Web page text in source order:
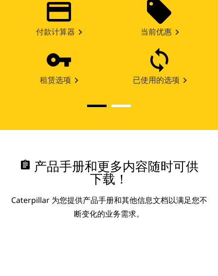
付款计算器 当前优惠
租赁选项 已使用的选项
assignment 产品手册和更多内容随时可供
下载！
Caterpillar 为您提供产品手册和其他信息文档以满足您不
断变化的业务需求。